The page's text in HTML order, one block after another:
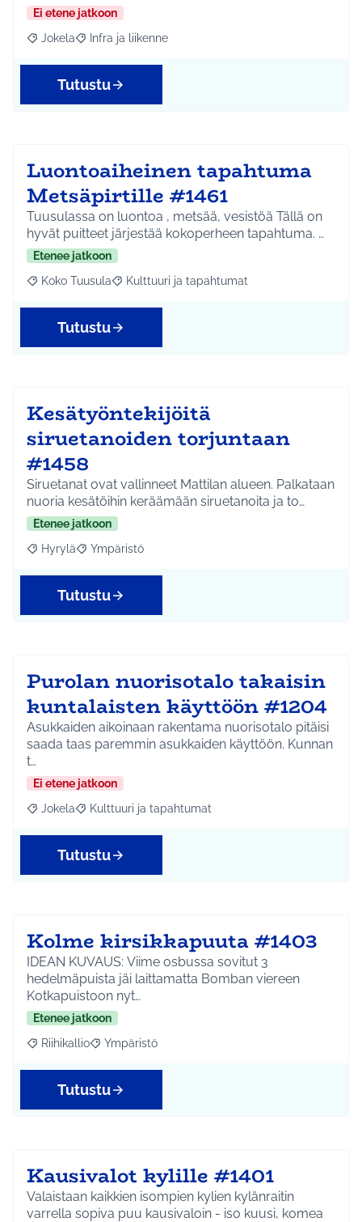
Ei etene jatkoon
Rajaa tulokset aihepiirin mukaan: Jokela
Jokela Rajaa tulokset teeman mukaan: Infra ja liikenne
Infra ja liikenne
Tutustu
Luontoaiheinen tapahtuma
Metsäpirtille #1461
Tuusulassa on luontoa , metsää, vesistöä Tällä on
hyvät puitteet järjestää kokoperheen tapahtuma. …
Etenee jatkoon
Rajaa tulokset aihepiirin mukaan: Koko Tuusula
Koko Tuusula Rajaa tulokset teeman mukaan: Kulttuuri ja
Kulttuuri ja tapahtumat
Tutustu
Kesätyöntekijöitä
siruetanoiden torjuntaan
#1458
Siruetanat ovat vallinneet Mattilan alueen. Palkataan
nuoria kesätöihin keräämään siruetanoita ja to…
Etenee jatkoon
Rajaa tulokset aihepiirin mukaan: Hyrylä
Hyrylä Rajaa tulokset teeman mukaan: Ympäristö
Ympäristö
Tutustu
Purolan nuorisotalo takaisin
kuntalaisten käyttöön #1204
Asukkaiden aikoinaan rakentama nuorisotalo pitäisi
saada taas paremmin asukkaiden käyttöön. Kunnan
t…
Ei etene jatkoon
Rajaa tulokset aihepiirin mukaan: Jokela
Jokela Rajaa tulokset teeman mukaan: Kulttuuri ja
Kulttuuri ja tapahtumat
Tutustu
Kolme kirsikkapuuta #1403
IDEAN KUVAUS: Viime osbussa sovitut 3
hedelmäpuista jäi laittamatta Bomban viereen
Kotkapuistoon nyt…
Etenee jatkoon
Rajaa tulokset aihepiirin mukaan: Riihikallio
Riihikallio Rajaa tulokset teeman mukaan: Ympäristö
Ympäristö
Tutustu
Kausivalot kylille #1401
Valaistaan kaikkien isompien kylien kylänraitin
varrella sopiva puu kausivaloin - iso kuusi, komea